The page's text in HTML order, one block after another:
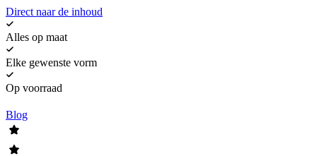
Direct naar de inhoud
Alles op maat
Elke gewenste vorm
Op voorraad
Blog